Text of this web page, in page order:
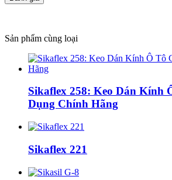
Sản phẩm cùng loại
Sikaflex 258: Keo Dán Kính
Dụng Chính Hãng
Sikaflex 221